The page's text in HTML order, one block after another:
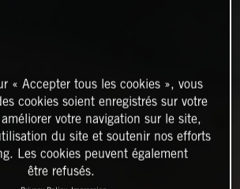
« Accepter tous les cookies », vous
cookies soient enregistrés sur votre
votre navigation sur le site,
du site et soutenir nos efforts
Les cookies peuvent également
être refusés.